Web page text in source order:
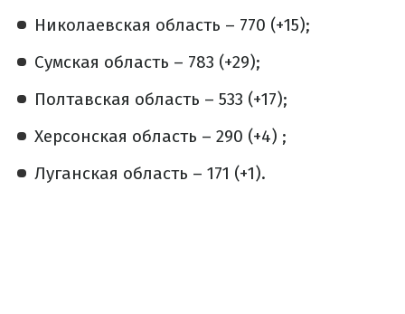
Николаевская область – 770 (+15);
Сумская область – 783 (+29);
Полтавская область – 533 (+17);
Херсонская область – 290 (+4) ;
Луганская область – 171 (+1).